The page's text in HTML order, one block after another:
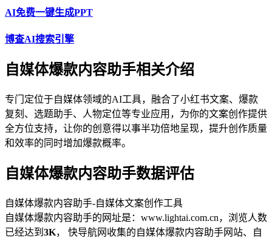
AI免费一键生成PPT
博查AI搜索引擎
自媒体爆款内容助手相关介绍
专门定位于自媒体领域的AI工具，融合了小红书文案、爆款
复刻、选题助手、人物定位等专业应用，为你的文案创作提供
全方位支持，让你的创意得以事半功倍地呈现，提升创作质量
和效率的同时增加爆款概率。
自媒体爆款内容助手数据评估
自媒体爆款内容助手-自媒体文案创作工具
自媒体爆款内容助手的网址是：www.lightai.com.cn，浏览人数
已经达到 3K， 快导航网收集的自媒体爆款内容助手网站、自